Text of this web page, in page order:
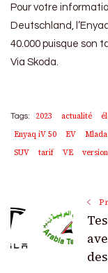
Pour votre
Deutschland,
40.000 puisque son
Via Skoda.
Tags: 2023 actualité
Enyaq iV 50
EV
SUV
tarif VE
Post